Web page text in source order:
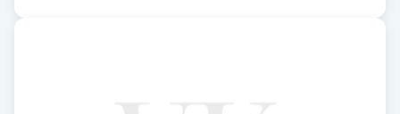
Koppningsmassage